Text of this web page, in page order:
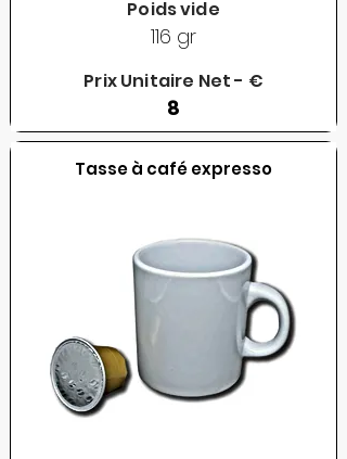
Poids vide
116 gr
Prix Unitaire Net - €
8
Tasse à café expresso